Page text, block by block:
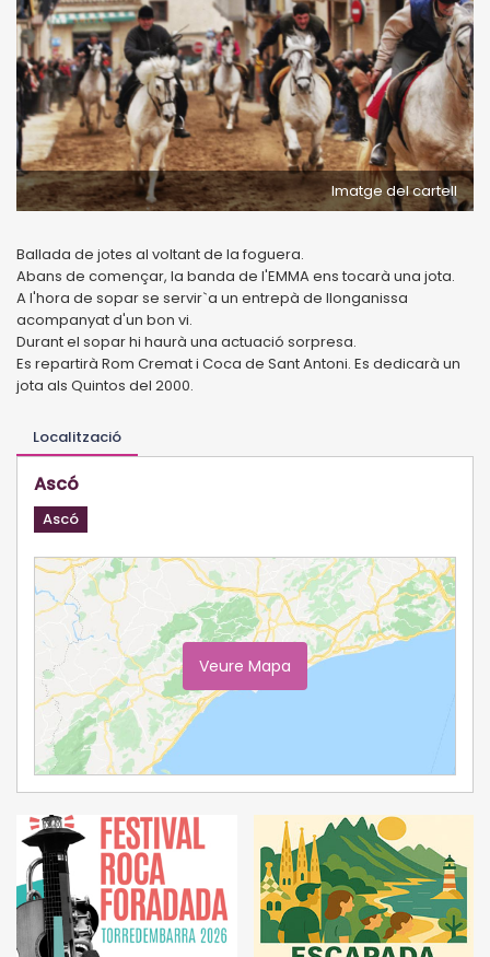
Imatge del cartell
Ballada de jotes al voltant de la foguera.
Abans de començar, la banda de l'EMMA ens tocarà una jota.
A l'hora de sopar se servir`a un entrepà de llonganissa
acompanyat d'un bon vi.
Durant el sopar hi haurà una actuació sorpresa.
Es repartirà Rom Cremat i Coca de Sant Antoni. Es dedicarà un
jota als Quintos del 2000.
Localització
Ascó
Ascó
Veure Mapa